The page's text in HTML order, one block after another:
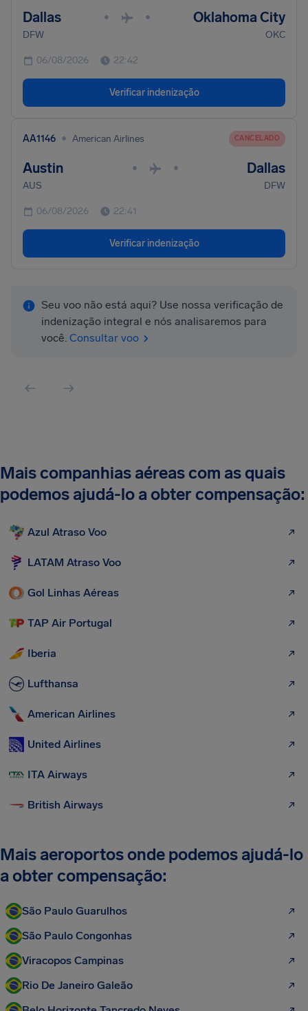
Dallas • • Oklahoma City
DFW OKC
06/08/2026 22:42
Verificar indenização
AA1146 • American Airlines CANCELADO
Austin • • Dallas
AUS DFW
06/08/2026 22:41
Verificar indenização
Seu voo não está aqui? Use nossa verificação de
indenização integral e nós analisaremos para
você. Consultar voo
Mais companhias aéreas com as quais
podemos ajudá-lo a obter compensação:
Azul Atraso Voo
LATAM Atraso Voo
Gol Linhas Aéreas
TAP Air Portugal
Iberia
Lufthansa
American Airlines
United Airlines
ITA Airways
British Airways
Mais aeroportos onde podemos ajudá-lo
a obter compensação:
São Paulo Guarulhos
São Paulo Congonhas
Viracopos Campinas
Rio De Janeiro Galeão